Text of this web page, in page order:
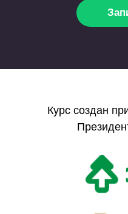
Курс создан